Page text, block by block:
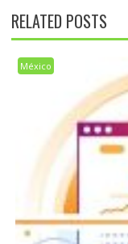
RELATED POSTS
México